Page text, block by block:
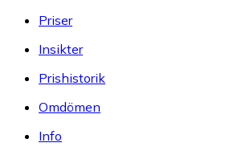
Priser
Insikter
Prishistorik
Omdömen
Info